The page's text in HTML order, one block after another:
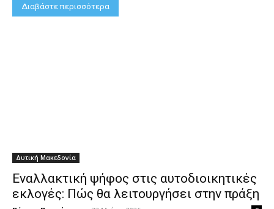
Διαβάστε περισσότερα
Δυτική Μακεδονία
Εναλλακτική ψήφος στις αυτοδιοικητικές
εκλογές: Πώς θα λειτουργήσει στην πράξη